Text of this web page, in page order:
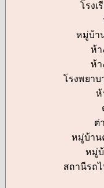
โรง
หมู่บ้า
ห้า
ห้า
โรงพยา
ห้
ต่
หมู่บ้าน
หมู่
สถานีรถ